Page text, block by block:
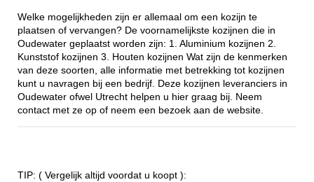
Welke mogelijkheden zijn er allemaal om een kozijn te
plaatsen of vervangen? De voornamelijkste kozijnen die in
Oudewater geplaatst worden zijn: 1. Aluminium kozijnen 2.
Kunststof kozijnen 3. Houten kozijnen Wat zijn de kenmerken
van deze soorten, alle informatie met betrekking tot kozijnen
kunt u navragen bij een bedrijf. Deze kozijnen leveranciers in
Oudewater ofwel Utrecht helpen u hier graag bij. Neem
contact met ze op of neem een bezoek aan de website.
TIP: ( Vergelijk altijd voordat u koopt ):